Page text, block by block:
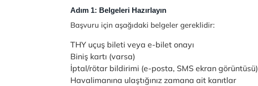
Adım 1: Belgeleri Hazırlayın
Başvuru için aşağıdaki belgeler gereklidir:
THY uçuş bileti veya e-bilet onayı
Biniş kartı (varsa)
İptal/rötar bildirimi (e-posta, SMS ekran görüntüsü)
Havalimanına ulaştığınız zamana ait kanıtlar